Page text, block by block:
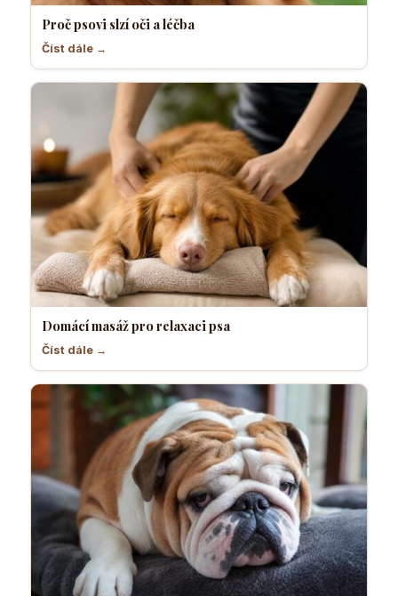
Proč psovi slzí oči a léčba
Číst dále →
Domácí masáž pro relaxaci psa
Číst dále →